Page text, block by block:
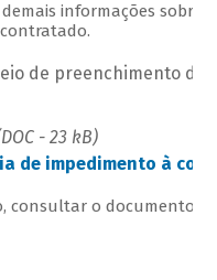
informações sobre
de preenchimento de
- 23 kB)
de impedimento à
consultar o documento